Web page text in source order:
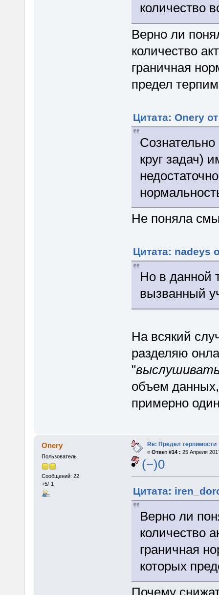
количество
Верно ли
количество
граничная
предел
Цитата: Onery
круг задач)
Не поняла
Цитата: nadeys
Но в данной
вызванный
На всякий
разделяю
"
объем
примерно
Onery
Пользователь
Сообщений: 22
+5/-1
Re: Предел терпимости
« Ответ #14 : 25 Апреля
(−)0
Цитата:
Верно ли
количество
граничная
которых